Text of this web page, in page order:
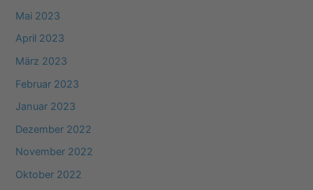
Mai 2023
April 2023
März 2023
Februar 2023
Januar 2023
Dezember 2022
November 2022
Oktober 2022